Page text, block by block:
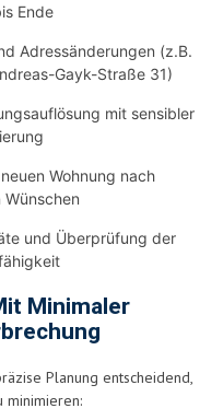
Ende
Adressänderungen (z.B.
Gayk-Straße 31)
mit sensibler
Wohnung nach
Wünschen
und Überprüfung der
Minimaler
Planung entscheidend,
minimieren: